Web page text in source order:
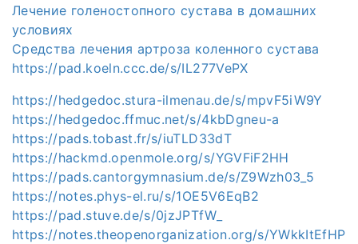
Лечение голеностопного сустава в домашних
условиях
Средства лечения артроза коленного сустава
https://pad.koeln.ccc.de/s/IL277VePX
https://hedgedoc.stura-ilmenau.de/s/mpvF5iW9Y
https://hedgedoc.ffmuc.net/s/4kbDgneu-a
https://pads.tobast.fr/s/iuTLD33dT
https://hackmd.openmole.org/s/YGVFiF2HH
https://pads.cantorgymnasium.de/s/Z9Wzh03_5
https://notes.phys-el.ru/s/1OE5V6EqB2
https://pad.stuve.de/s/0jzJPTfW_
https://notes.theopenorganization.org/s/YWkkItEfHP